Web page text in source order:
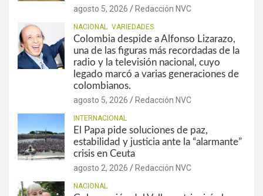
agosto 5, 2026 Redacción NVC
NACIONAL VARIEDADES
Colombia despide a Alfonso Lizarazo,
una de las figuras más recordadas de la
radio y la televisión nacional, cuyo
legado marcó a varias generaciones de
colombianos.
agosto 5, 2026 Redacción NVC
INTERNACIONAL
El Papa pide soluciones de paz,
estabilidad y justicia ante la “alarmante”
crisis en Ceuta
agosto 2, 2026 Redacción NVC
NACIONAL